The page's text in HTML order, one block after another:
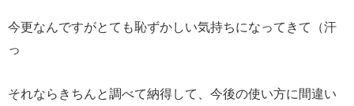
今更なんですがとても恥ずかしい気持ちになってきて（汗
っ
それならきちんと調べて納得して、今後の使い方に間違い